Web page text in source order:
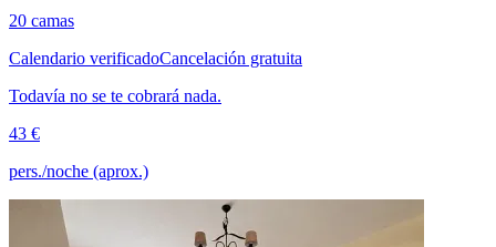
20 camas
Calendario verificadoCancelación gratuita
Todavía no se te cobrará nada.
43 €
pers./noche (aprox.)